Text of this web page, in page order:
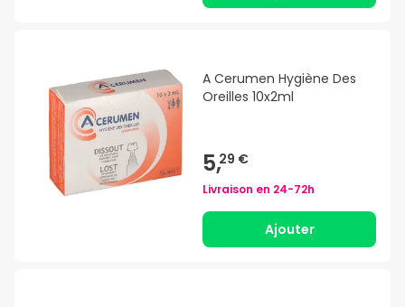
A Cerumen Hygiène Des
Oreilles 10x2ml
5,29 €
Livraison en 24-72h
Ajouter